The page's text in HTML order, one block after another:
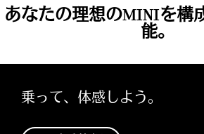
あなたの理想のMINIを構
能。
乗って、体感しよう。